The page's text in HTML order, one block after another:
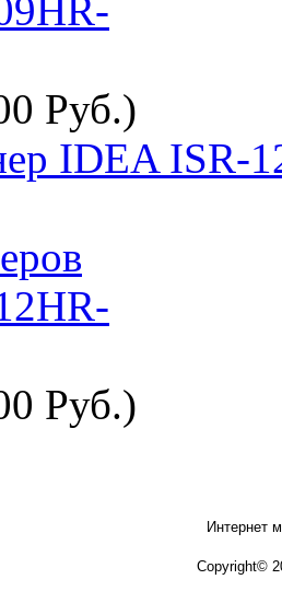
Руб.)
IDEA ISR-
Руб.)
Интернет
Copyright©